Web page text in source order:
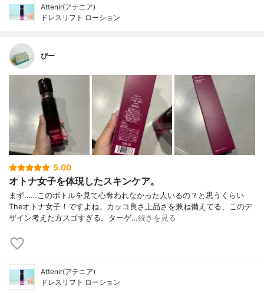
Attenir(アテニア)
ドレスリフト ローション
ぴー
5.00
オトナ女子を体現したスキンケア。
まず……このボトルを見て心奪われなかった人いるの？と思うくらい
Theオトナ女子！ですよね。カッコ良さ上品さを兼ね備えてる、このデ
ザイン考えた方スゴすぎる。ターゲ…続きを見る
Attenir(アテニア)
ドレスリフト ローション